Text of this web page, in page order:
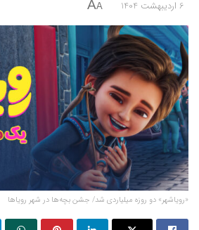
6 اردیبهشت 1404 A
A
«رویاشهر» دو روزه میلیاردی شد/ جشن بچه‌ها در شهر رویاها